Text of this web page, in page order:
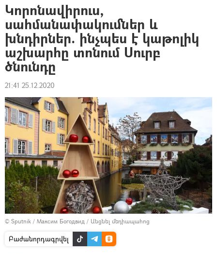
Կորոնավիրուս,
սահմանափակումներ և
խնդիրներ. ինչպես է կաթոլիկ
աշխարհը տոնում Սուրբ
ծնունդը
21:41 25.12.2020
© Sputnik / Максим Богодвид / Անցնել մեդիապահոց
Բաժանորդագրվել